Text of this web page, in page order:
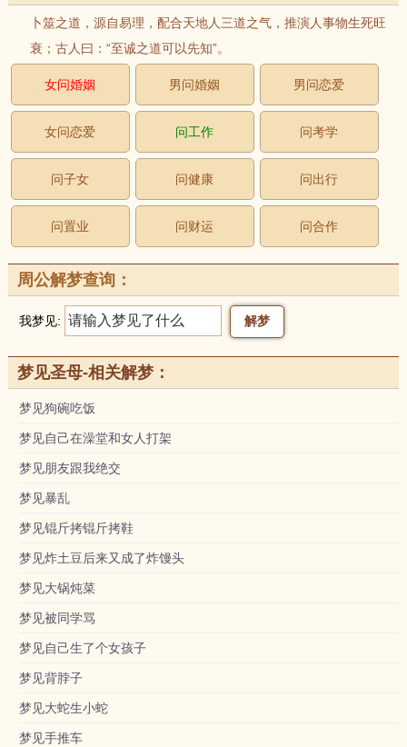
卜筮之道，源自易理，配合天地人三道之气，推演人事物生死旺
衰；古人曰：“至诚之道可以先知”。
女问婚姻 男问婚姻 男问恋爱
女问恋爱 问工作 问考学
问子女 问健康 问出行
问置业 问财运 问合作
周公解梦查询：
我梦见:
梦见圣母-相关解梦：
梦见狗碗吃饭
梦见自己在澡堂和女人打架
梦见朋友跟我绝交
梦见暴乱
梦见锟斤拷锟斤拷鞋
梦见炸土豆后来又成了炸馒头
梦见大锅炖菜
梦见被同学骂
梦见自己生了个女孩子
梦见背脖子
梦见大蛇生小蛇
梦见手推车